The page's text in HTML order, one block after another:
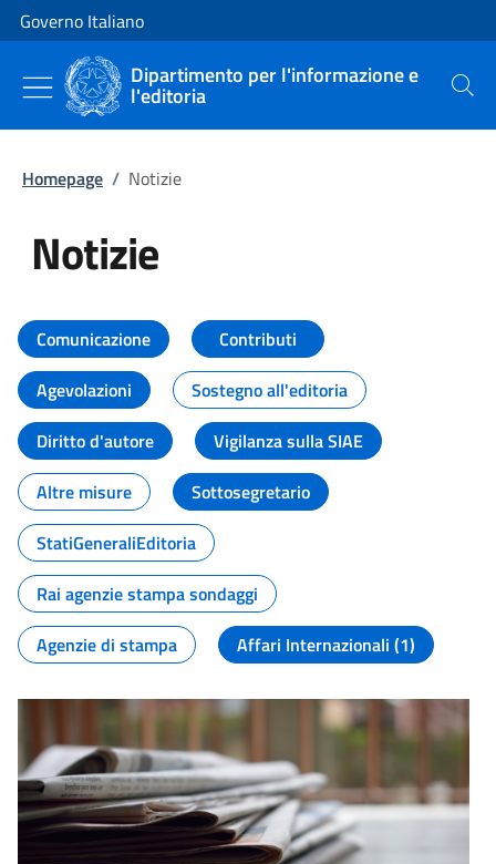
Vai al contenuto
Vai alla navigazione del sito
Governo Italiano
Dipartimento per l'informazione e
l'editoria Cerca
Homepage / Notizie
Notizie
Tutti i contenuti della pagina
Comunicazione
Contributi
Agevolazioni
Sostegno all'editoria
Diritto d'autore
Vigilanza sulla SIAE
Altre misure
Sottosegretario
StatiGeneraliEditoria
Rai agenzie stampa sondaggi
Agenzie di stampa
Affari Internazionali (1)